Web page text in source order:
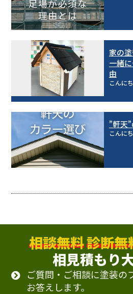
家の
一緒
由
”軒天
相談無料診断無
相見積もり
ご質問・ご相談に塗装の
お答えします。